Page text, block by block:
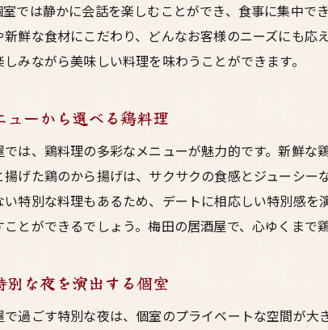
プライベー
隠れ家的居
特別なデー
梅田の居酒屋で
プライベー
では静かに会話を楽しむことができ、食事に集中
新鮮な食材にこだわり、どんなお客様のニーズにも
みながら美味しい料理を味わうことができます。
ューから選べる鶏料理
は、鶏料理の多彩なメニューが魅力的です。新鮮
揚げた鶏のから揚げは、サクサクの食感とジューシ
い特別な料理もあるため、デートに相応しい特別感
ことができるでしょう。梅田の居酒屋で、心ゆくまで
別な夜を演出する個室
過ごす特別な夜は、個室のプライベートな空間が大